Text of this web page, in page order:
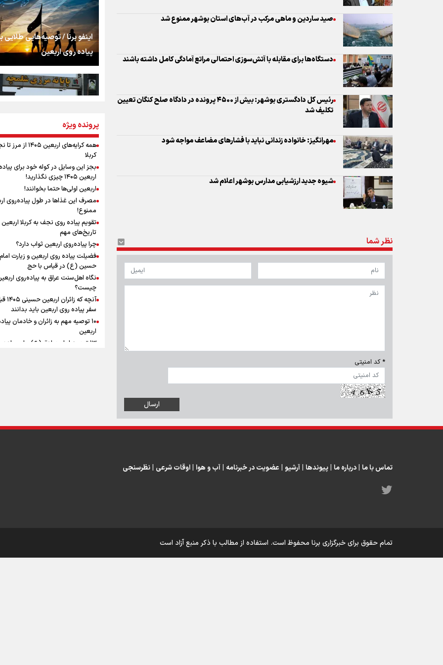
صید ساردین و ماهی مرکب در آب‌های استان بوشهر ممنوع شد
دستگاه‌ها برای مقابله با آتش‌سوزی احتمالی مراتع آمادگی کامل داشته باشند
رئیس کل دادگستری بوشهر: بیش از ۴۵۰۰ پرونده در دادگاه صلح کنگان تعیین
تکلیف شد
مهرانگیز: خانواده زندانی نباید با فشارهای مضاعف مواجه شود
شیوه جدید ارزشیابی مدارس بوشهر اعلام شد
نظر شما
* کد امنیتی
اشک
جمله‌ای که بغض
را شکست؛ «آهای مردم،
تهران رفتند»
سه حسرتی که به
نگاه تمدنی رهبر
فضای مجازی
رابطه کارگر و کارفرما
به زوجیت
اینفو برنا / توصیه‌هایی طلایی
پیاده روی اربعین
اینفو برنا / جدول کامل فاصله
شلمچه تا شهرهای زیارتی عراق
اینفو برنا/ میزان مالیات بر ارزش
افزوده چقدر است؟
اینفوبرنا/ سقف معافیت مالیاتی
حقوق کارکنان دولت و
در بودجه ۱۴۰۵ چقدر است؟
پرونده ویژه
همه کرایه‌های اربعین ۱۴۰۵
کربلا
بجز این وسایل در کوله خود برای
اربعین ۱۴۰۵ چیزی نگذارید!
اربعین اولی‌ها حتما بخوانند!
مصرف این غذاها در طول پیاده‌روی
ممنوع!
تاریخ‌های مهم
چرا پیاده‌روی اربعین ثواب دارد؟
فضیلت پیاده روی اربعین و زیارت امام
حسین (ع) در قیاس با حج
نگاه اهل‌سنت عراق به پیاده‌روی
چیست؟
آنچه که
سفر پیاده روی اربعین باید بدانند
۱۰ توصیه مهم به زائران و خادمان
اربعین
۱۳ توصیه امام صادق (ع) برای
تماس با ما درباره ما پیوندها آرشیو عضویت در خبرنامه آب و هوا اوقات شرعی نظرسنجی
تمام حقوق برای خبرگزاری برنا محفوظ است. استفاده از مطالب با ذکر منبع آزاد است